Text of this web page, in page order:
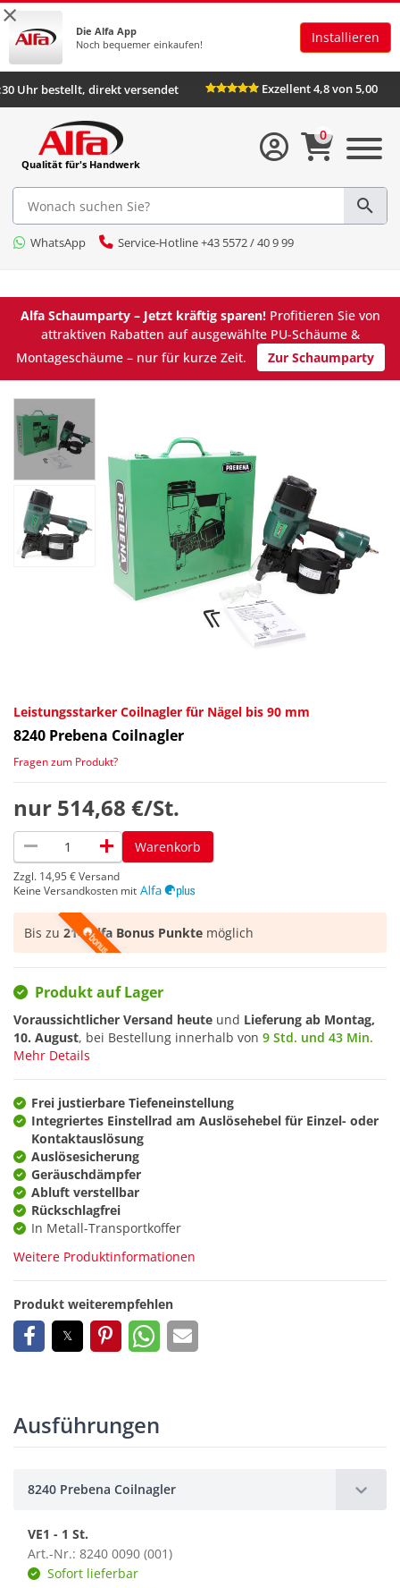
×
Die Alfa App
Noch bequemer einkaufen!
Installieren
Uhr bestellt, direkt versendet Exzellent 4,8 von 5,00
Qualität für's Handwerk
WhatsApp Service-Hotline +43 5572 / 40 9 99
0
Alfa Schaumparty – Jetzt kräftig sparen!Profitieren Sie von
attraktiven Rabatten auf ausgewählte PU-Schäume &
Montageschäume – nur für kurze Zeit.
Zur Schaumparty
Leistungsstarker Coilnagler für Nägel bis 90 mm
8240 Prebena Coilnagler
Fragen zum Produkt?
nur 514,68 €/St.
remove add Warenkorb
Zzgl. 14,95 €Versand
Keine Versandkosten mit
Bis zu 214 Alfa Bonus Punkte möglich
Produkt auf Lager
Voraussichtlicher Versand heute und Lieferung ab Montag,
10. August, bei Bestellung innerhalb von 9 Std. und 43 Min.
Mehr Details
Frei justierbare Tiefeneinstellung
Integriertes Einstellrad am Auslösehebel für Einzel- oder
Kontaktauslösung
Auslösesicherung
Geräuschdämpfer
Abluft verstellbar
Rückschlagfrei
In Metall-Transportkoffer
Weitere Produktinformationen
Produkt weiterempfehlen
Ausführungen
8240 Prebena Coilnagler
VE1 - 1 St.
Art.-Nr.: 8240 0090 (001)
Sofort lieferbar